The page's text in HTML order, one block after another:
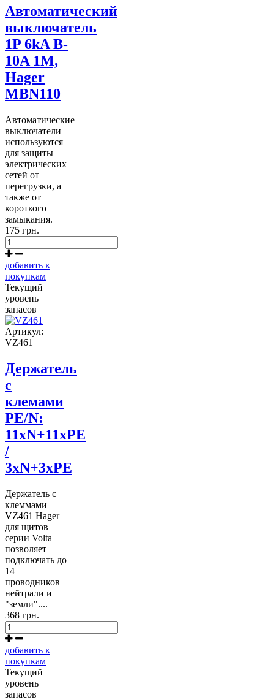
Автоматический
выключатель
1P 6kA B-
10A 1M,
Hager
MBN110
Автоматические
выключатели
используются
для защиты
электрических
сетей от
перегрузки, а
также от
короткого
замыкания.
175 грн.
добавить к
покупкам
Текущий
уровень
запасов
Артикул:
VZ461
Держатель
с
клемами
PE/N:
11xN+11xPE
/
3xN+3xPE
Держатель с
клеммами
VZ461 Hager
для щитов
серии Volta
позволяет
подключать до
14
проводников
нейтрали и
"земли"....
368 грн.
добавить к
покупкам
Текущий
уровень
запасов